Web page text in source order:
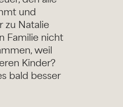
und
zu Natalie
Familie nicht
weil
Kinder?
bald besser